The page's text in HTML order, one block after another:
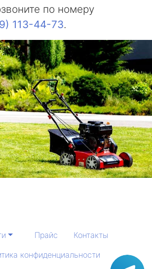
по номеру
113-44-73.
Прайс
Контакты
конфиденциальности